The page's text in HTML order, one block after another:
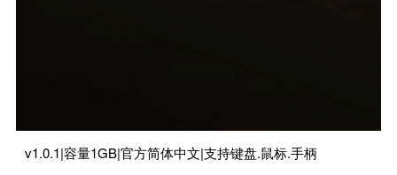
v1.0.1|容量1GB|官方简体中文|支持键盘.鼠标.手柄